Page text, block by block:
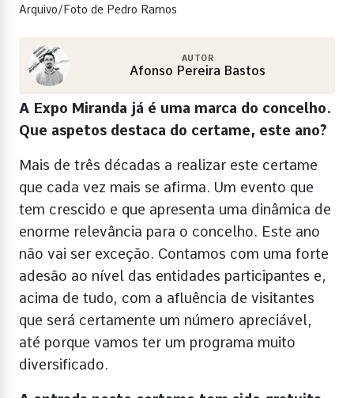
Arquivo/Foto de Pedro Ramos
AUTOR
Afonso Pereira Bastos
A Expo Miranda já é uma marca do concelho.
Que aspetos destaca do certame, este ano?
Mais de três décadas a realizar este certame
que cada vez mais se afirma. Um evento que
tem crescido e que apresenta uma dinâmica de
enorme relevância para o concelho. Este ano
não vai ser exceção. Contamos com uma forte
adesão ao nível das entidades participantes e,
acima de tudo, com a afluência de visitantes
que será certamente um número apreciável,
até porque vamos ter um programa muito
diversificado.